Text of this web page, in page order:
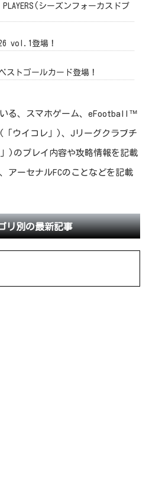
PLAYERS(シーズンフォーカスドプ
vol.1登場！
ストゴールカード登場！
る、スマホゲーム、eFootball™
「ウイコレ」)、Jリーグクラブチ
)のプレイ内容や攻略情報を記載
アーセナルFCのことなどを記載
リ別の最新記事